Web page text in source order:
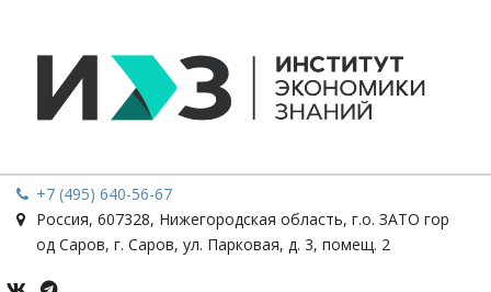
+7 (495) 640-56-67
Россия, 607328, Нижегородская область, г.о. ЗАТО гор
од Саров, г. Саров, ул. Парковая, д. 3, помещ. 2